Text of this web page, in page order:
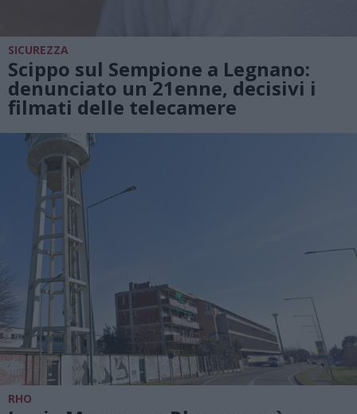
SICUREZZA
Scippo sul Sempione a Legnano:
denunciato un 21enne, decisivi i
filmati delle telecamere
RHO